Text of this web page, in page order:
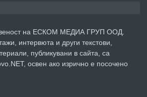
преди 4 дни
Продавам парцел в гр. Хасково кв.
на ЕСКОМ МЕДИА ГРУП ООД.
интервюта и други текстови,
публикувани в сайта, са
освен ако изрично е посочено